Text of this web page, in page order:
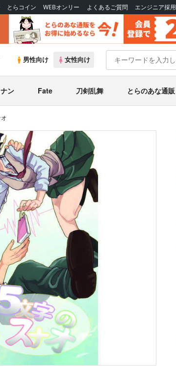
とらコイン WEBオンリー よくあるご質問 エンジニア採用
男性向け 女性向け
ン Fate 刀剣乱舞 とらのあな通販